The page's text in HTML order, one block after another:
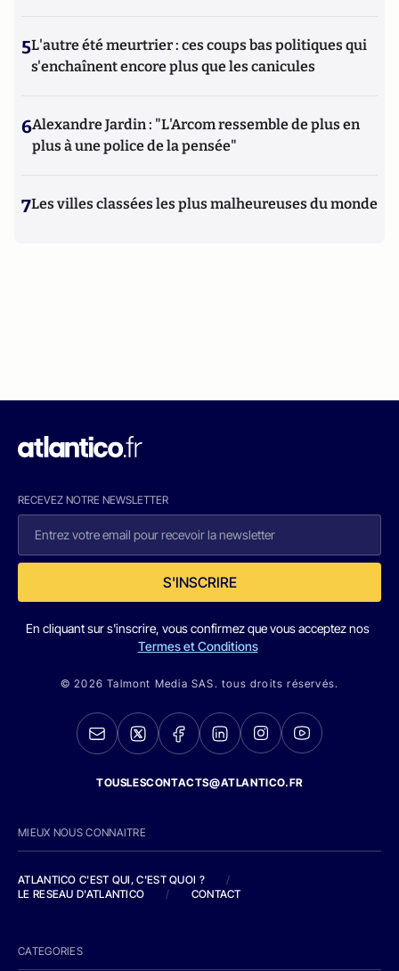
5L'autre été meurtrier : ces coups bas politiques qui
s'enchaînent encore plus que les canicules
6Alexandre Jardin : "L'Arcom ressemble de plus en
plus à une police de la pensée"
7Les villes classées les plus malheureuses du monde
RECEVEZ NOTRE NEWSLETTER
S'INSCRIRE
En cliquant sur s'inscrire, vous confirmez que vous acceptez nos
Termes et Conditions
© 2026 Talmont Media SAS. tous droits réservés.
TOUSLESCONTACTS@ATLANTICO.FR
MIEUX NOUS CONNAITRE
ATLANTICO C'EST QUI, C'EST QUOI ?
/
LE RESEAU D'ATLANTICO
/ CONTACT
CATEGORIES